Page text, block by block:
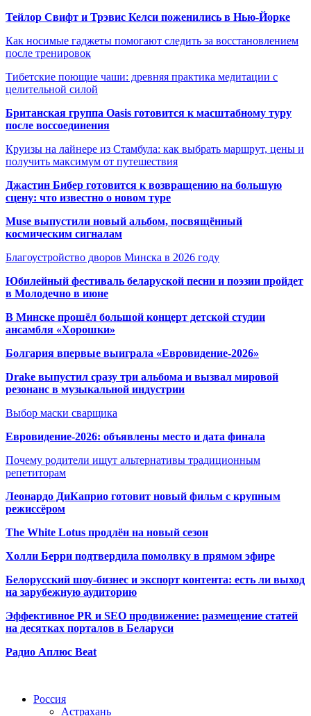
Тейлор Свифт и Трэвис Келси поженились в Нью-Йорке
Как носимые гаджеты помогают следить за восстановлением
после тренировок
Тибетские поющие чаши: древняя практика медитации с
целительной силой
Британская группа Oasis готовится к масштабному туру
после воссоединения
Круизы на лайнере из Стамбула: как выбрать маршрут, цены и
получить максимум от путешествия
Джастин Бибер готовится к возвращению на большую
сцену: что известно о новом туре
Muse выпустили новый альбом, посвящённый
космическим сигналам
Благоустройство дворов Минска в 2026 году
Юбилейный фестиваль беларуской песни и поэзии пройдет
в Молодечно в июне
В Минске прошёл большой концерт детской студии
ансамбля «Хорошки»
Болгария впервые выиграла «Евровидение-2026»
Drake выпустил сразу три альбома и вызвал мировой
резонанс в музыкальной индустрии
Выбор маски сварщика
Евровидение-2026: объявлены место и дата финала
Почему родители ищут альтернативы традиционным
репетиторам
Леонардо ДиКаприо готовит новый фильм с крупным
режиссёром
The White Lotus продлён на новый сезон
Холли Берри подтвердила помолвку в прямом эфире
Белорусский шоу-бизнес и экспорт контента: есть ли выход
на зарубежную аудиторию
Эффективное PR и SEO продвижение: размещение статей
на десятках порталов в Беларуси
Радио Аплюс Beat
Россия
Астрахань